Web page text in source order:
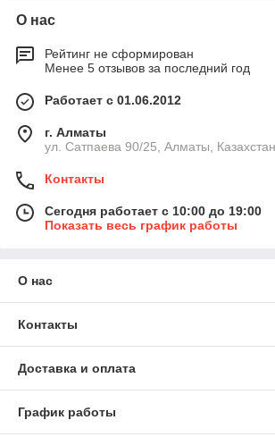
О нас
Рейтинг не сформирован
Менее 5 отзывов за последний год
Работает с 01.06.2012
г. Алматы
ул. Сатпаева 90/25, Алматы, Казахстан
Контакты
Сегодня работает с 10:00 до 19:00
Показать весь график работы
О нас
Контакты
Доставка и оплата
График работы